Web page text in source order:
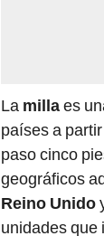
La millaes
países a
paso cinco
geográficos
Reino Unido
unidades que